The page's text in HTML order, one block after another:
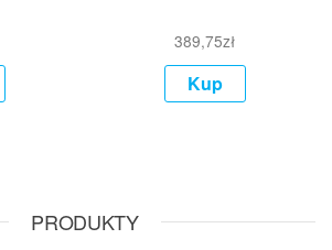
389,75zł
Kup
PRODUKTY